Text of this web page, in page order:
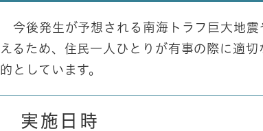
今後発生が予想される南海トラフ巨大地
えるため、住民一人ひとりが有事の際に適
的としています。
実施日時